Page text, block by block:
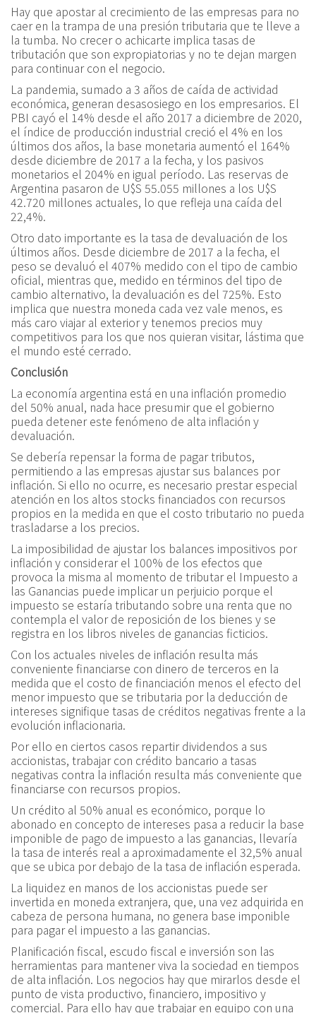
Hay que apostar al crecimiento de las empresas para no
caer en la trampa de una presión tributaria que te lleve a
la tumba. No crecer o achicarte implica tasas de
tributación que son expropiatorias y no te dejan margen
para continuar con el negocio.
La pandemia, sumado a 3 años de caída de actividad
económica, generan desasosiego en los empresarios. El
PBI cayó el 14% desde el año 2017 a diciembre de 2020,
el índice de producción industrial creció el 4% en los
últimos dos años, la base monetaria aumentó el 164%
desde diciembre de 2017 a la fecha, y los pasivos
monetarios el 204% en igual período. Las reservas de
Argentina pasaron de U$S 55.055 millones a los U$S
42.720 millones actuales, lo que refleja una caída del
22,4%.
Otro dato importante es la tasa de devaluación de los
últimos años. Desde diciembre de 2017 a la fecha, el
peso se devaluó el 407% medido con el tipo de cambio
oficial, mientras que, medido en términos del tipo de
cambio alternativo, la devaluación es del 725%. Esto
implica que nuestra moneda cada vez vale menos, es
más caro viajar al exterior y tenemos precios muy
competitivos para los que nos quieran visitar, lástima que
el mundo esté cerrado.
Conclusión
La economía argentina está en una inflación promedio
del 50% anual, nada hace presumir que el gobierno
pueda detener este fenómeno de alta inflación y
devaluación.
Se debería repensar la forma de pagar tributos,
permitiendo a las empresas ajustar sus balances por
inflación. Si ello no ocurre, es necesario prestar especial
atención en los altos stocks financiados con recursos
propios en la medida en que el costo tributario no pueda
trasladarse a los precios.
La imposibilidad de ajustar los balances impositivos por
inflación y considerar el 100% de los efectos que
provoca la misma al momento de tributar el Impuesto a
las Ganancias puede implicar un perjuicio porque el
impuesto se estaría tributando sobre una renta que no
contempla el valor de reposición de los bienes y se
registra en los libros niveles de ganancias ficticios.
Con los actuales niveles de inflación resulta más
conveniente financiarse con dinero de terceros en la
medida que el costo de financiación menos el efecto del
menor impuesto que se tributaria por la deducción de
intereses signifique tasas de créditos negativas frente a la
evolución inflacionaria.
Por ello en ciertos casos repartir dividendos a sus
accionistas, trabajar con crédito bancario a tasas
negativas contra la inflación resulta más conveniente que
financiarse con recursos propios.
Un crédito al 50% anual es económico, porque lo
abonado en concepto de intereses pasa a reducir la base
imponible de pago de impuesto a las ganancias, llevaría
la tasa de interés real a aproximadamente el 32,5% anual
que se ubica por debajo de la tasa de inflación esperada.
La liquidez en manos de los accionistas puede ser
invertida en moneda extranjera, que, una vez adquirida en
cabeza de persona humana, no genera base imponible
para pagar el impuesto a las ganancias.
Planificación fiscal, escudo fiscal e inversión son las
herramientas para mantener viva la sociedad en tiempos
de alta inflación. Los negocios hay que mirarlos desde el
punto de vista productivo, financiero, impositivo y
comercial. Para ello hay que trabajar en equipo con una